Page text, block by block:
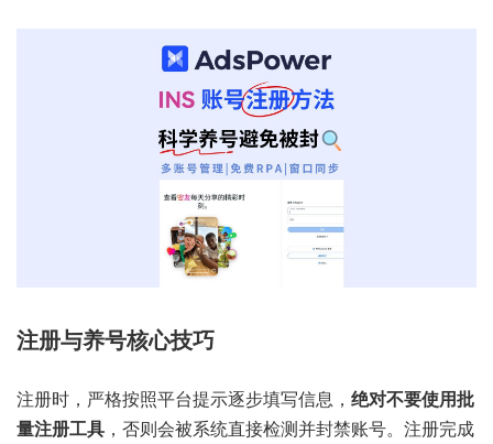
注册与养号核心技巧
注册时，严格按照平台提示逐步填写信息， 绝对不要使用批
量注册工具 ，否则会被系统直接检测并封禁账号。注册完成